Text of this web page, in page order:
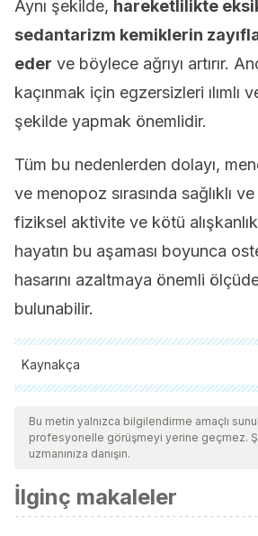
Aynı şekilde, hareketlilikte
sedantarizm kemiklerin
eder ve böylece ağrıyı artırır.
kaçınmak için egzersizleri ılımlı
şekilde yapmak önemlidir.
Tüm bu nedenlerden dolayı,
ve menopoz sırasında sağlıklı
fiziksel aktivite ve kötü
hayatın bu aşaması boyunca
hasarını azaltmaya önemli
bulunabilir.
Kaynakça
Tüm alıntı yapılan kaynaklar, kalitelerini,
güncelliklerini ve geçerliliklerini
tarafından derinlemesine incelendi. Bu
kabul edildi.
Ensrud KE., Crandall CJ.,
Bu metin yalnızca bilgilendirme amaçlı
profesyonelle görüşmeyi yerine geçmez.
uzmanınıza danışın.
İlginç makaleler